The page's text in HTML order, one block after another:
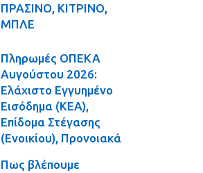
ΠΡΑΣΙΝΟ, ΚΙΤΡΙΝΟ,
ΜΠΛΕ
Πληρωμές ΟΠΕΚΑ
Αυγούστου 2026:
Ελάχιστο Εγγυημένο
Εισόδημα (ΚΕΑ),
Επίδομα Στέγασης
(Ενοικίου), Προνοιακά
Πως βλέπουμε